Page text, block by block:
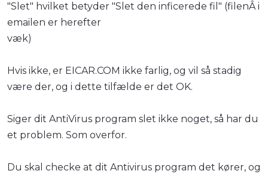
"Slet" hvilket betyder "Slet den inficerede fil" (filenÂ i
emailen er herefter
væk)
Hvis ikke, er EICAR.COM ikke farlig, og vil så stadig
være der, og i dette tilfælde er det OK.
Siger dit AntiVirus program slet ikke noget, så har du
et problem. Som overfor.
Du skal checke at dit Antivirus program det kører, og